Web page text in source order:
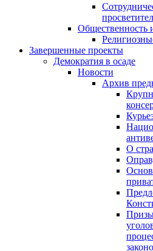
Завершенные проекты
Демократия в осаде
Новости
Архив
О